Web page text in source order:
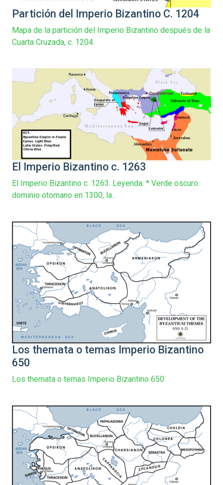
Partición del Imperio Bizantino C. 1204
Mapa de la partición del Imperio Bizantino después de la
Cuarta Cruzada, c. 1204.
El Imperio Bizantino c. 1263
El Imperio Bizantino c. 1263. Leyenda: * Verde oscuro:
dominio otomano en 1300, la...
Los themata o temas Imperio Bizantino
650
Los themata o temas Imperio Bizantino 650